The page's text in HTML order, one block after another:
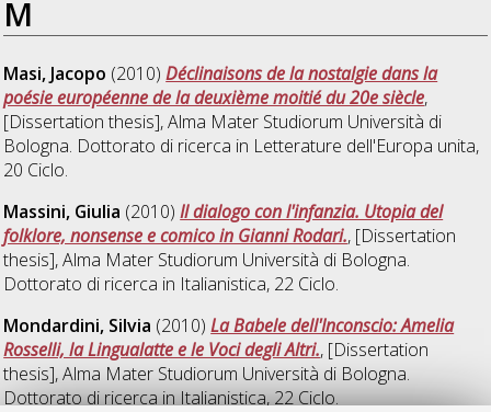
M
Masi, Jacopo (2010)Déclinaisons de la nostalgie dans la
poésie européenne de la deuxième moitié du 20e siècle,
[Dissertation thesis], Alma Mater Studiorum Università di
Bologna. Dottorato di ricerca in Letterature dell'Europa unita,
20 Ciclo.
Massini, Giulia (2010)Il dialogo con l'infanzia. Utopia del
folklore, nonsense e comico in Gianni Rodari., [Dissertation
thesis], Alma Mater Studiorum Università di Bologna.
Dottorato di ricerca in Italianistica, 22 Ciclo.
Mondardini, Silvia (2010)La Babele dell'Inconscio: Amelia
Rosselli, la Lingualatte e le Voci degli Altri., [Dissertation
thesis], Alma Mater Studiorum Università di Bologna.
Dottorato di ricerca inItalianistica, 22 Ciclo.